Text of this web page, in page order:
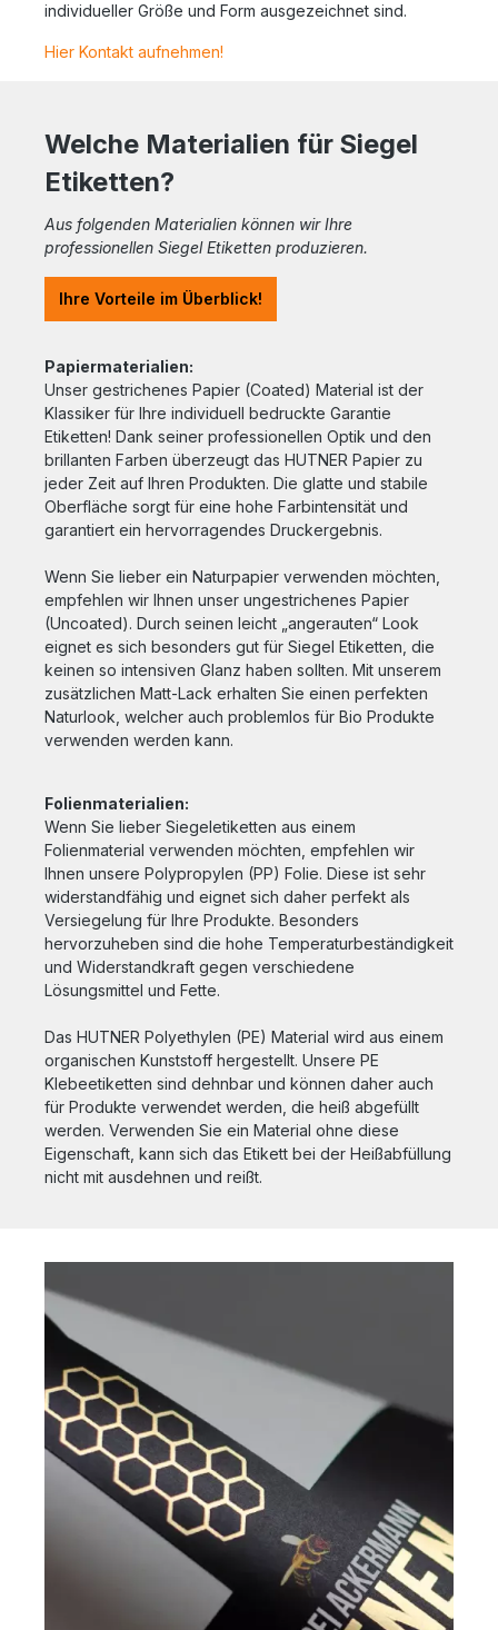
individueller Größe und Form ausgezeichnet sind.
Hier Kontakt aufnehmen!
Welche Materialien für Siegel
Etiketten?
Aus folgenden Materialien können wir Ihre
professionellen Siegel Etiketten produzieren.
Ihre Vorteile im Überblick!
Papiermaterialien:
Unser gestrichenes Papier (Coated) Material ist der
Klassiker für Ihre individuell bedruckte Garantie
Etiketten! Dank seiner professionellen Optik und den
brillanten Farben überzeugt das HUTNER Papier zu
jeder Zeit auf Ihren Produkten. Die glatte und stabile
Oberfläche sorgt für eine hohe Farbintensität und
garantiert ein hervorragendes Druckergebnis.
Wenn Sie lieber ein Naturpapier verwenden möchten,
empfehlen wir Ihnen unser ungestrichenes Papier
(Uncoated). Durch seinen leicht „angerauten“ Look
eignet es sich besonders gut für Siegel Etiketten, die
keinen so intensiven Glanz haben sollten. Mit unserem
zusätzlichen Matt-Lack erhalten Sie einen perfekten
Naturlook, welcher auch problemlos für Bio Produkte
verwenden werden kann.
Folienmaterialien:
Wenn Sie lieber Siegeletiketten aus einem
Folienmaterial verwenden möchten, empfehlen wir
Ihnen unsere Polypropylen (PP) Folie. Diese ist sehr
widerstandfähig und eignet sich daher perfekt als
Versiegelung für Ihre Produkte. Besonders
hervorzuheben sind die hohe Temperaturbeständigkeit
und Widerstandkraft gegen verschiedene
Lösungsmittel und Fette.
Das HUTNER Polyethylen (PE) Material wird aus einem
organischen Kunststoff hergestellt. Unsere PE
Klebeetiketten sind dehnbar und können daher auch
für Produkte verwendet werden, die heiß abgefüllt
werden. Verwenden Sie ein Material ohne diese
Eigenschaft, kann sich das Etikett bei der Heißabfüllung
nicht mit ausdehnen und reißt.